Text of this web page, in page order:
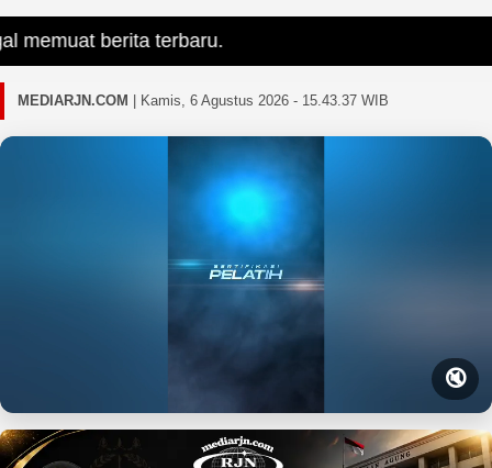
berita terbaru.
MEDIARJN.COM Kamis, 6 Agustus 2026 - 15.43.39 WIB
🔇